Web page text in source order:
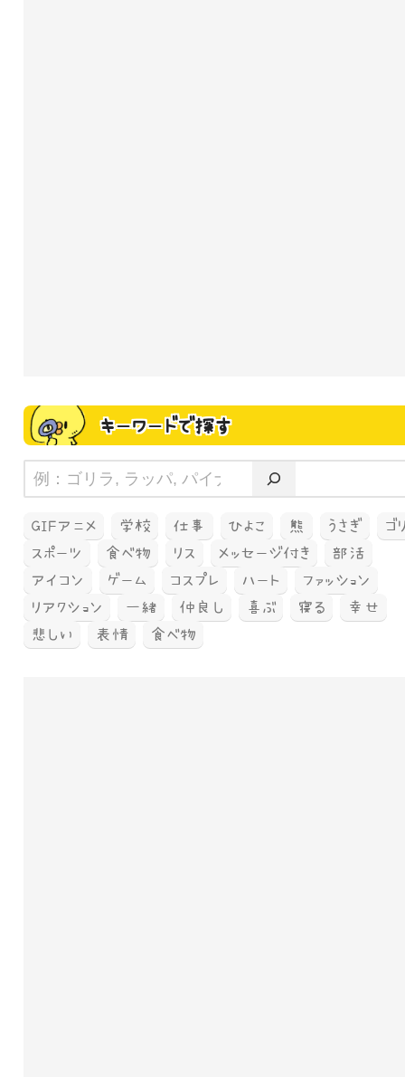
キーワードで探す
GIFアニメ 学校 仕事 ひよこ 熊 うさぎ
ゴ
スポーツ
食べ物 リス メッセージ付き
部活
アイコン
ゲーム コスプレ ハート
ファッション
リアクション
一緒 仲良し 喜ぶ 寝る
幸せ
悲しい
表情 食べ物